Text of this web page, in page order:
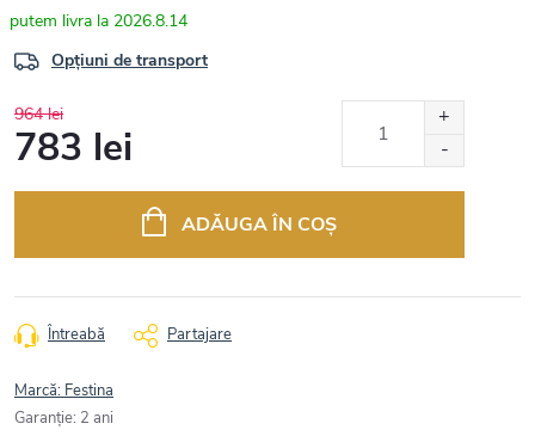
2026.8.14
Opțiuni de transport
964 lei
783 lei
ADĂUGA ÎN COŞ
Întreabă Partajare
Marcă: Festina
Garanţie: 2 ani